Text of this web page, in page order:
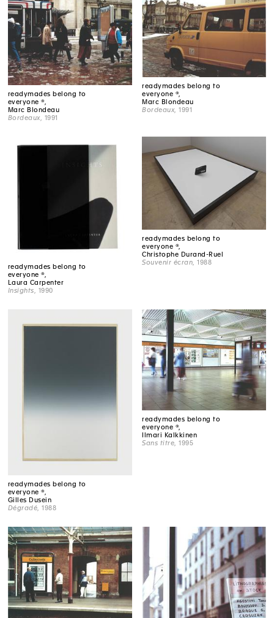
readymades belong to
everyone ®,
Marc Blondeau
Bordeaux , 1991
readymades belong to
everyone ®,
Marc Blondeau
Bordeaux , 1991
readymades belong to
everyone ®,
Laura Carpenter
Insights , 1990
readymades belong to
everyone ®,
Christophe Durand-Ruel
Souvenir écran , 1988
readymades belong to
everyone ®,
Gilles Dusein
Dégradé , 1988
readymades belong to
everyone ®,
Ilmari Kalkkinen
Sans titre, 1995